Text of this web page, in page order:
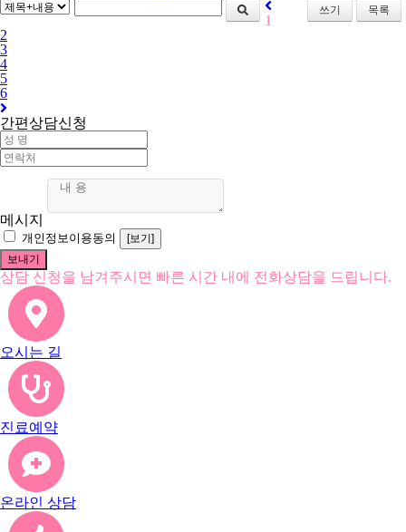
쓰기 목록
1
2
3
4
5
6
간편상담신청
메시지
개인정보이용동의 [보기]
상담 신청을 남겨주시면 빠른 시간 내에 전화상담을 드립니다.
오시는 길
진료예약
온라인 상담